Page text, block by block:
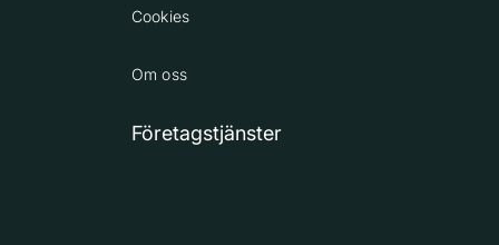
Cookies
Om oss
Företagstjänster